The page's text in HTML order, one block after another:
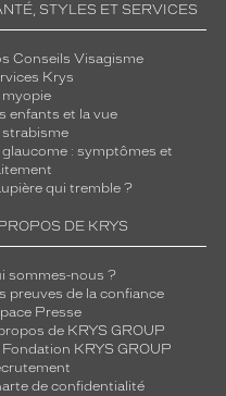
STYLES ET SERVICES
Conseils Visagisme
Krys
myopie
enfants et la vue
strabisme
glaucome : symptômes et
qui tremble ?
DE KRYS
sommes-nous ?
preuves de la confiance
Presse
de KRYS GROUP
Fondation KRYS GROUP
de confidentialité